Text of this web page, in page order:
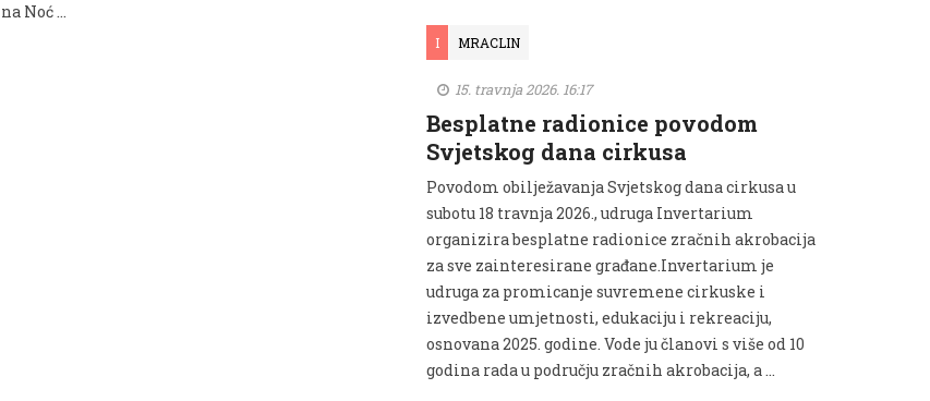
na Noć …
I MRACLIN
15. travnja 2026. 16:17
Besplatne radionice povodom
Svjetskog dana cirkusa
Povodom obilježavanja Svjetskog dana cirkusa u
subotu 18 travnja 2026., udruga Invertarium
organizira besplatne radionice zračnih akrobacija
za sve zainteresirane građane.Invertarium je
udruga za promicanje suvremene cirkuske i
izvedbene umjetnosti, edukaciju i rekreaciju,
osnovana 2025. godine. Vode ju članovi s više od 10
godina rada u području zračnih akrobacija, a …